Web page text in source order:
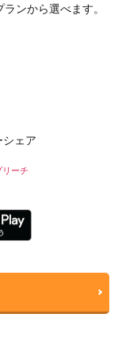
ンから選べます。
ェア
リーチ